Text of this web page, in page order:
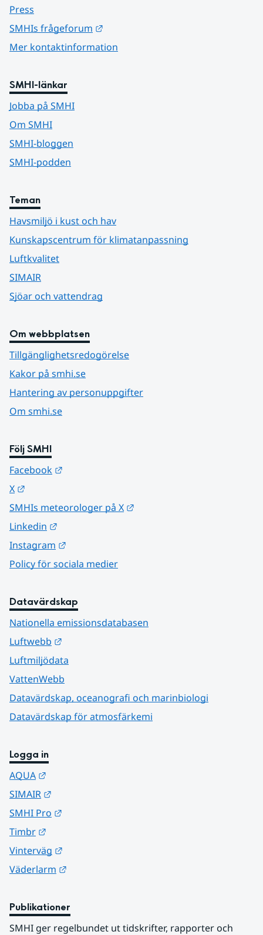
Press
SMHIs frågeforum
Mer kontaktinformation
SMHI-länkar
Jobba på SMHI
Om SMHI
SMHI-bloggen
SMHI-podden
Teman
Havsmiljö i kust och hav
Kunskapscentrum för klimatanpassning
Luftkvalitet
SIMAIR
Sjöar och vattendrag
Om webbplatsen
Tillgänglighetsredogörelse
Kakor på smhi.se
Hantering av personuppgifter
Om smhi.se
Följ SMHI
Facebook
X
SMHIs meteorologer på X
Linkedin
Instagram
Policy för sociala medier
Datavärdskap
Nationella emissionsdatabasen
Luftwebb
Luftmiljödata
VattenWebb
Datavärdskap, oceanografi och marinbiologi
Datavärdskap för atmosfärkemi
Logga in
AQUA
SIMAIR
SMHI Pro
Timbr
Vinterväg
Väderlarm
Publikationer
SMHI ger regelbundet ut tidskrifter, rapporter och